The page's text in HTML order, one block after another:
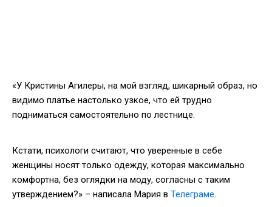
«У Кристины Агилеры, на мой взгляд, шикарный образ, но
видимо платье настолько узкое, что ей трудно
подниматься самостоятельно по лестнице.
Кстати, психологи считают, что уверенные в себе
женщины носят только одежду, которая максимально
комфортна, без оглядки на моду, согласны с таким
утверждением?» – написала Мария в Телеграме.